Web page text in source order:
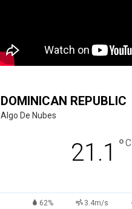
DOMINICAN REPUBLIC
Algo De Nubes
21.1 °C
62% 3.4m/s